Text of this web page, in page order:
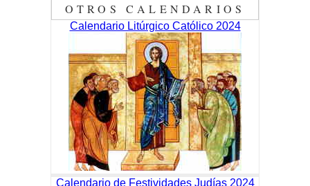
OTROS CALENDARIOS
Calendario Litúrgico Católico 2024
Calendario de Festividades Judías 2024